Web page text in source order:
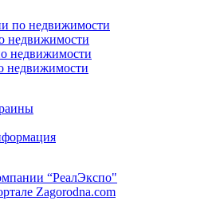
по недвижимости
недвижимости
недвижимости
недвижимости
“РеалЭкспо"
Zagorodna.com